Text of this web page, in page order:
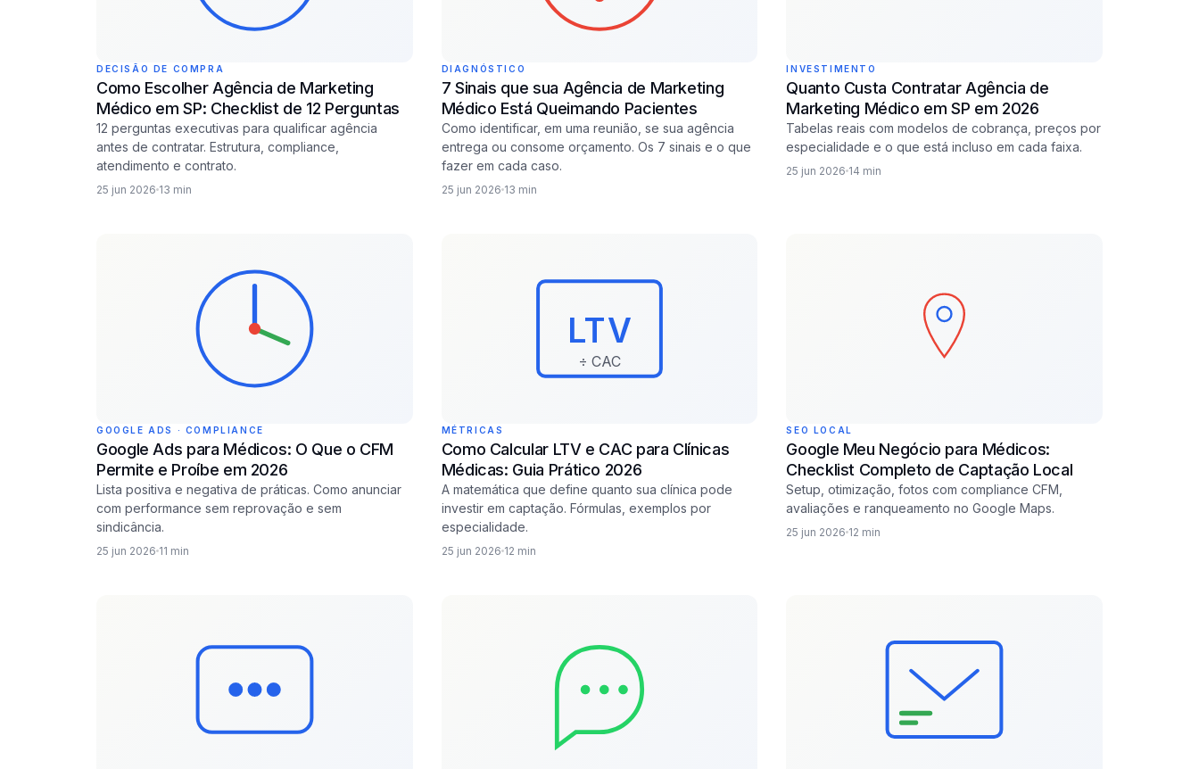
DECISÃO DE COMPRA
Como Escolher Agência de Marketing
Médico em SP: Checklist de 12 Perguntas
12 perguntas executivas para qualificar agência
antes de contratar. Estrutura, compliance,
atendimento e contrato.
25 jun 2026 13 min
DIAGNÓSTICO
7 Sinais que sua Agência de Marketing
Médico Está Queimando Pacientes
Como identificar, em uma reunião, se sua agência
entrega ou consome orçamento. Os 7 sinais e o que
fazer em cada caso.
25 jun 2026 13 min
INVESTIMENTO
Quanto Custa Contratar Agência de
Marketing Médico em SP em 2026
Tabelas reais com modelos de cobrança, preços por
especialidade e o que está incluso em cada faixa.
25 jun 2026 14 min
GOOGLE ADS · COMPLIANCE
Google Ads para Médicos: O Que o CFM
Permite e Proíbe em 2026
Lista positiva e negativa de práticas. Como anunciar
com performance sem reprovação e sem
sindicância.
25 jun 2026 11 min
LTV
÷ CAC
MÉTRICAS
Como Calcular LTV e CAC para Clínicas
Médicas: Guia Prático 2026
A matemática que define quanto sua clínica pode
investir em captação. Fórmulas, exemplos por
especialidade.
25 jun 2026 12 min
SEO LOCAL
Google Meu Negócio para Médicos:
Checklist Completo de Captação Local
Setup, otimização, fotos com compliance CFM,
avaliações e ranqueamento no Google Maps.
25 jun 2026 12 min